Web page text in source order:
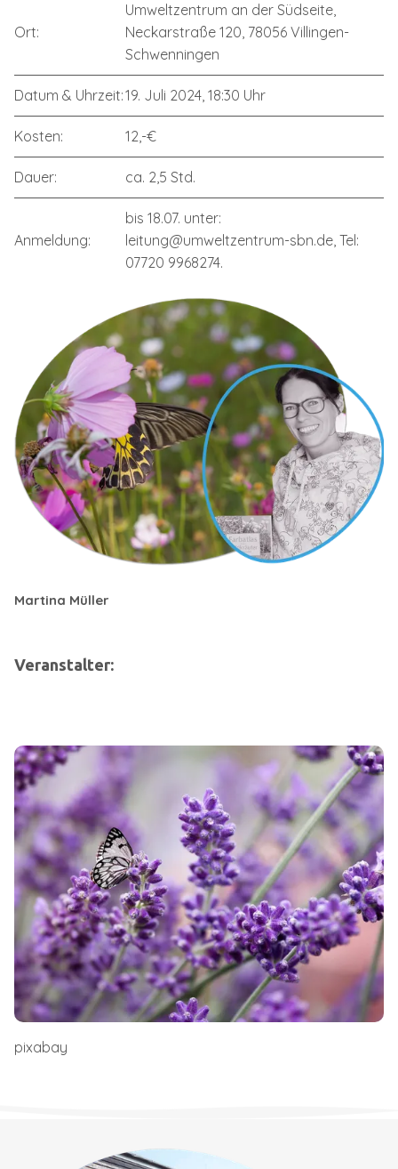
Ort:
Umweltzentrum an der Südseite,
Neckarstraße 120, 78056 Villingen-
Schwenningen
Datum & Uhrzeit:19. Juli 2024, 18:30 Uhr
Kosten: 12,-€
Dauer: ca. 2,5 Std.
Anmeldung:
bis 18.07. unter:
leitung@umweltzentrum-sbn.de, Tel:
07720 9968274.
Martina Müller
Veranstalter:
pixabay